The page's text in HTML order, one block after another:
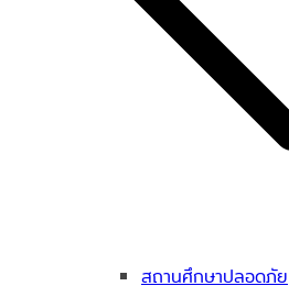
สถานศึกษาปลอดภัย